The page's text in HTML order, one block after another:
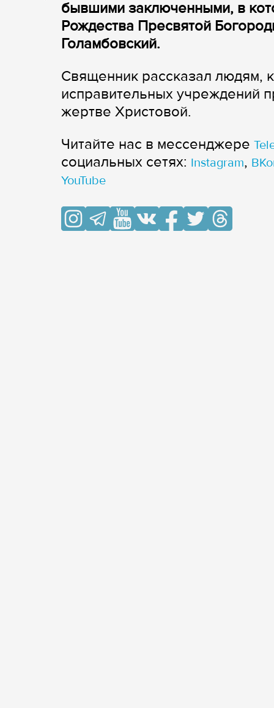
бывшими заключенными, в
Рождества Пресвятой
Голамбовский.
Священник рассказал людям,
исправительных учреждений
жертве Христовой.
Читайте нас в мессенджере
cоциальных сетях: Instagram,
YouTube